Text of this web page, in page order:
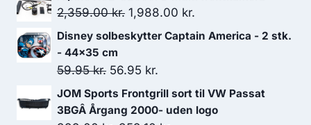
pris
2,337.00 kr..
pris
2,359.00kr. Den
oprindelige
var:
2,359.00 kr..
1,988.00 kr.
aktuelle
1,988.00 kr..
Disney solbeskytter Captain America - 2 stk.
- 44x35 cm
59.95kr. Den
oprindelige
pris
56.95 kr.
aktuelle
pris
JOM Sports Frontgrill sort til VW Passat
3BGÂ Årgang 2000- uden logo